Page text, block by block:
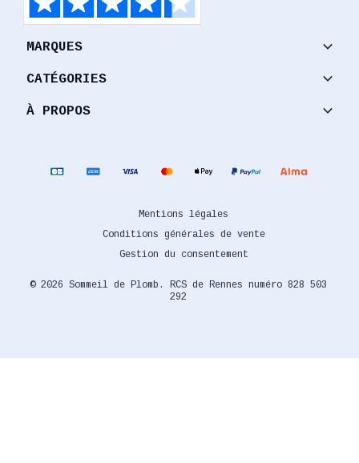
MARQUES keyboard_arrow_down
CATÉGORIES keyboard_arrow_down
À PROPOS keyboard_arrow_down
© 2026 Sommeil de Plomb. RCS de Rennes numéro 828 503
292
Mentions légales
Conditions générales de vente
Gestion du consentement